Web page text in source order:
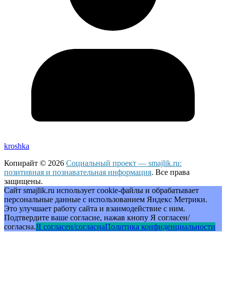
kroshka
Копирайт © 2026 Социальный проект — smajlik.ru:
позитивная и познавательная информация. Все права
защищены.
Сайт smajlik.ru использует cookie-файлы и обрабатывает
персональные данные с использованием Яндекс Метрики.
Это улучшает работу сайта и взаимодействие с ним.
Подтвердите ваше согласие, нажав кнопу Я согласен/
согласна.Я согласен/согласнаПолитика конфиденциальности